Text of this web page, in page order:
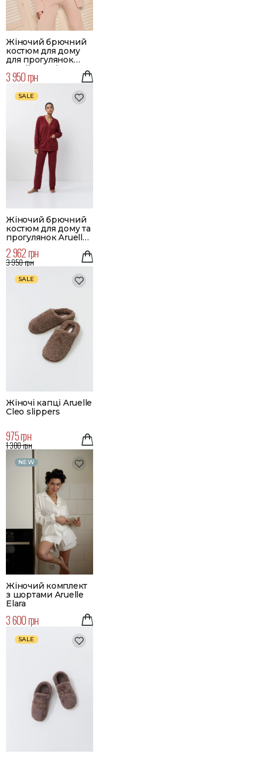
Жіночий брючний
костюм для дому
для прогулянок
Aruelle Jessica
3 950 грн
SALE
Жіночий брючний
костюм для дому та
прогулянок Aruelle
2 962 грн
3 950 грн
SALE
Жіночі капці Aruelle
Cleo slippers
975 грн
1 300 грн
NEW
Жіночий комплект
з шортами Aruelle
Elara
3 600 грн
SALE